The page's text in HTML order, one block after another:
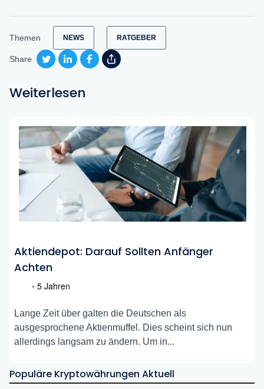
Themen NEWS RATGEBER
Share
Weiterlesen
Aktiendepot: Darauf Sollten Anfänger
Achten
• 5 Jahren
Lange Zeit über galten die Deutschen als
ausgesprochene Aktienmuffel. Dies scheint sich nun
allerdings langsam zu ändern. Um in...
Populäre Kryptowährungen Aktuell